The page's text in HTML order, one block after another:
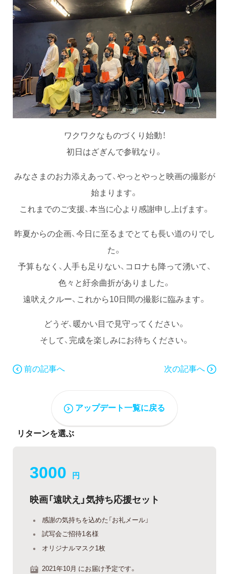
ワクワクなものづくり始動！
初日はざぎんで参戦なり。
みなさまのお力添えあって、やっとやっと映画の撮影が
始まります。
これまでのご支援、本当に心より感謝申し上げます。
昨夏からの企画、今日に至るまでとても長い道のりでし
た。
予算もなく、人手も足りない、コロナも降って湧いて、
色々と紆余曲折がありました。
遠吠えクルー、これから10日間の撮影に臨みます。
どうぞ、暖かい目で見守ってください。
そして、完成を楽しみにお待ちください。
前の記事へ 次の記事へ
アップデート一覧に戻る
リターンを選ぶ
3000 円
映画「遠吠え」気持ち応援セット
感謝の気持ちを込めた「お礼メール」
試写会ご招待1名様
オリジナルマスク1枚
2021年10月 にお届け予定です。